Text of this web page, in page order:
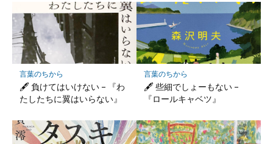
マ
ー
ク
に
保
存
言葉のちから
🖋 負けてはいけない – 『わ
たしたちに翼はいらない』
言葉のちから
🖋 些細でしょーもない –
『ロールキャベツ』